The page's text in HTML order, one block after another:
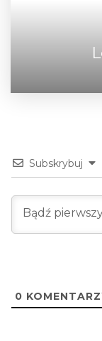
Subskrybuj
0